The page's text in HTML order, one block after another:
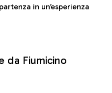
in un’esperienza
da Fiumicino